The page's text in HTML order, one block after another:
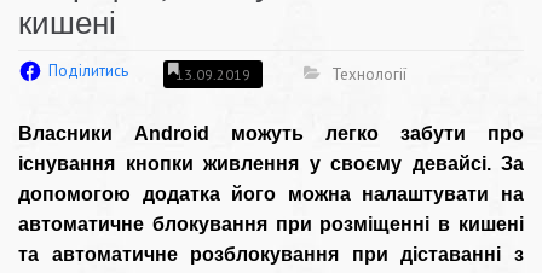
кишені
Поділитись 13.09.2019 Технології
Власники Android можуть легко забути про
існування кнопки живлення у своєму девайсі. За
допомогою додатка його можна налаштувати на
автоматичне блокування при розміщенні в кишені
та автоматичне розблокування при діставанні з